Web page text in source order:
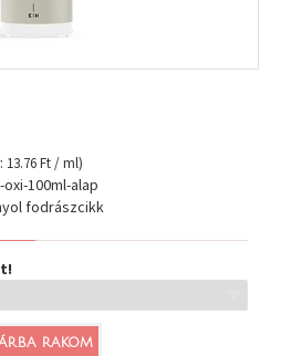
13.76 Ft / ml)
100ml-alap
fodrászcikk
rakom